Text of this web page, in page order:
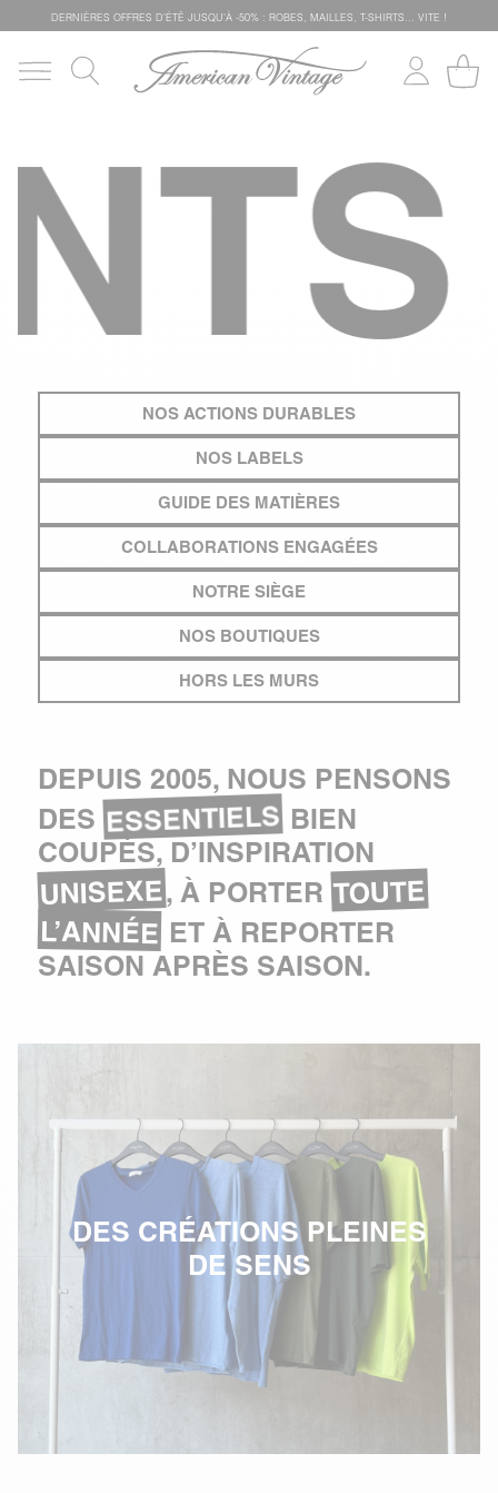
DERNIÈRES OFFRES D'ÉTÊ JUSQU'À -50% : ROBES, MAILLES, T-SHIRTS... VITE !
NOS ACTIONS DURABLES
NOS LABELS
GUIDE DES MATIÈRES
COLLABORATIONS ENGAGÉES
NOTRE SIÈGE
NOS BOUTIQUES
HORS LES MURS
DEPUIS 2005, NOUS PENSONS
DESESSENTIELSBIEN
COUPÉS, D’INSPIRATION
UNISEXE, À PORTERTOUTE
L’ANNÉE ET À REPORTER
SAISON APRÈS SAISON.
DES CRÉATIONS PLEINES
DE SENS